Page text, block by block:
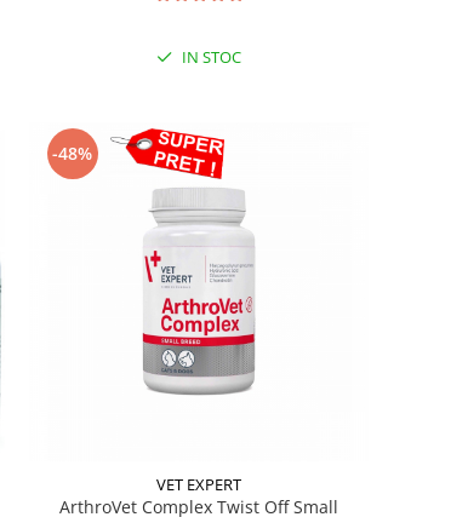
IN STOC
-48%
VET EXPERT
ArthroVet Complex Twist Off Small